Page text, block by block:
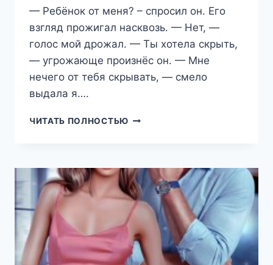
— Ребёнок от меня? – спросил он. Его
взгляд прожигал насквозь. — Нет, —
голос мой дрожал. — Ты хотела скрыть,
— угрожающе произнёс он. — Мне
нечего от тебя скрывать, — смело
выдала я….
ЧИТАТЬ ПОЛНОСТЬЮ НЕ
ЯНТАРНАЯ)